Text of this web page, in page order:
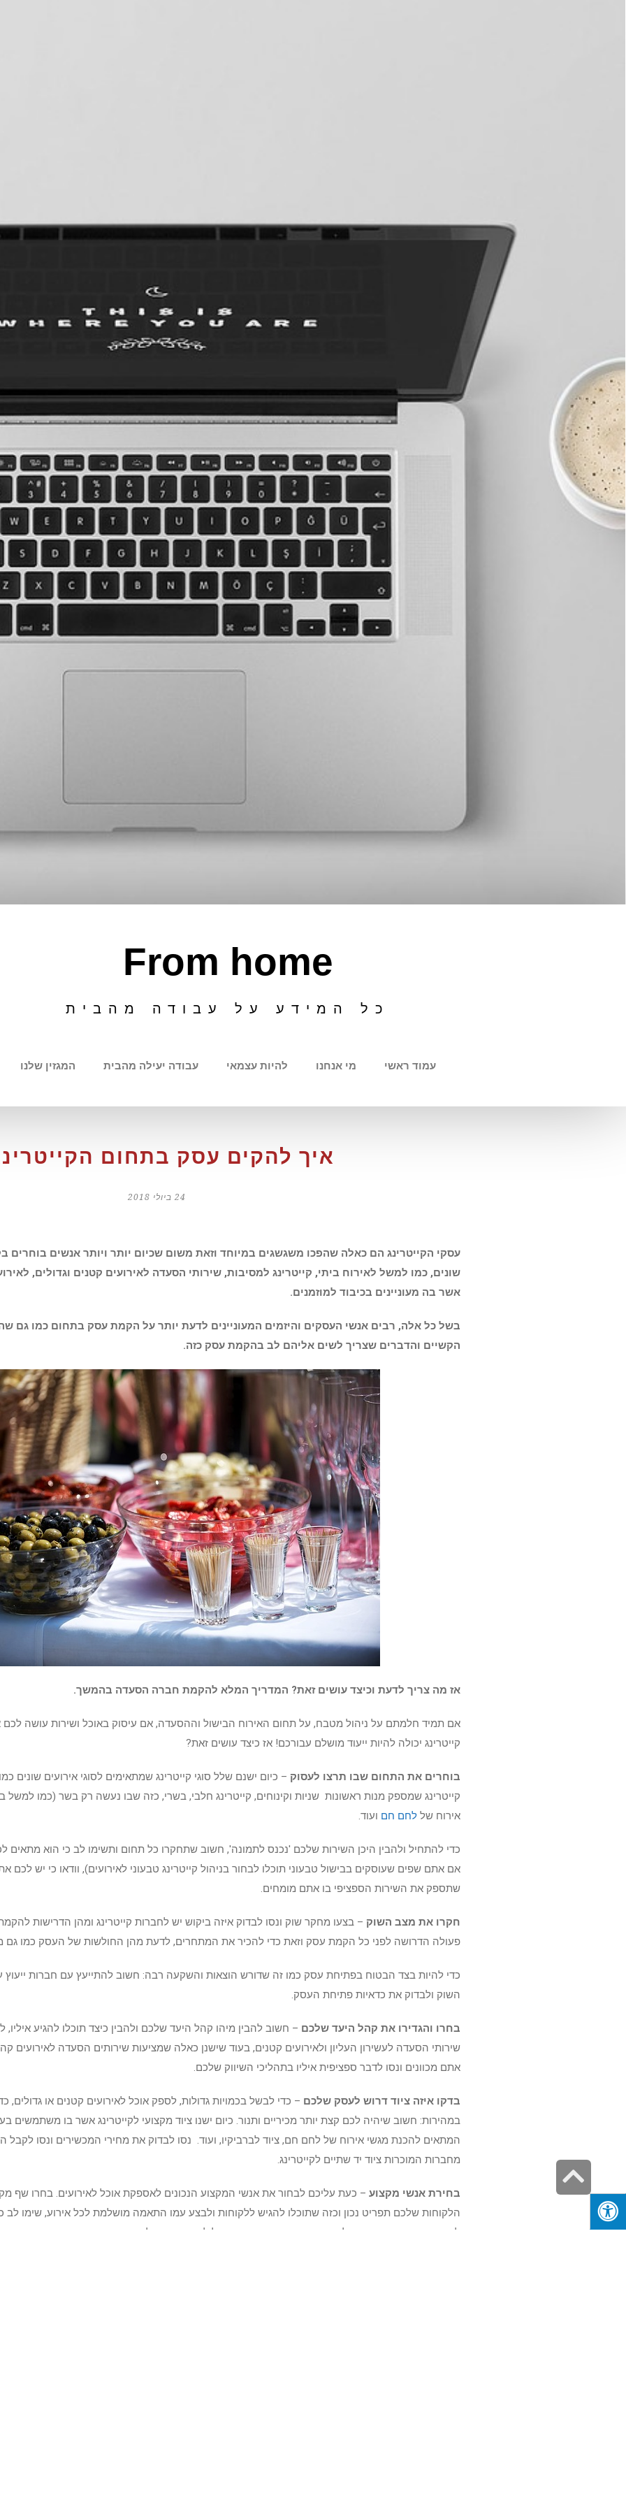
From home
כל המידע על עבודה מהבית
עמוד ראשי מי אנחנו להיות עצמאי עבודה יעילה מהבית המגזין שלנו
איך להקים עסק בתחום
24 ביולי 2018
עסקי הקייטרינג הם כאלה שהפכו משגשגים במיוחד וזאת משום שכיום יותר ויותר אנשים בוחרים
שונים, כמו למשל לאירוח ביתי, קייטרינג למסיבות, שירותי הסעדה לאירועים קטנים וגדולים,
אשר בה מעוניינים בכיבוד למוזמנים.
בשל כל אלה, רבים אנשי העסקים והיזמים המעוניינים לדעת יותר על הקמת עסק בתחום כמו גם
הקשיים והדברים שצריך לשים אליהם לב בהקמת עסק כזה.
אז מה צריך לדעת וכיצד עושים זאת? המדריך המלא להקמת חברה הסעדה בהמשך.
אם תמיד חלמתם על ניהול מטבח, על תחום האירוח הבישול וההסעדה, אם עיסוק באוכל ושירות עושה לכם
קייטרינג יכולה להיות ייעוד מושלם עבורכם! אז כיצד עושים זאת?
בוחרים את התחום שבו תרצו לעסוק – כיום ישנם שלל סוגי קייטרינג שמתאימים לסוגי אירועים
קייטרינג שמספק מנות ראשונות שניות וקינוחים, קייטרינג חלבי, בשרי, כזה שבו נעשה רק בשר (כמו למשל
אירוח של לחם חם ועוד.
כדי להתחיל ולהבין היכן השירות שלכם 'נכנס לתמונה', חשוב שתחקרו כל תחום ותשימו לב כי הוא מתאים
אם אתם שפים שעוסקים בבישול טבעוני תוכלו לבחור בניהול קייטרינג טבעוני לאירועים), וודאו כי יש
שתספק את השירות הספציפי בו אתם מומחים.
חקרו את מצב השוק – בצעו מחקר שוק ונסו לבדוק איזה ביקוש יש לחברות קייטרינג ומהן הדרישות
פעולה הדרושה לפני כל הקמת עסק וזאת כדי להכיר את המתחרים, לדעת מהן החולשות של העסק כמו גם
כדי להיות בצד הבטוח בפתיחת עסק כמו זה שדורש הוצאות והשקעה רבה: חשוב להתייעץ עם חברות ייעוץ
השוק ולבדוק את כדאיות פתיחת העסק.
בחרו והגדירו את קהל היעד שלכם – חשוב להבין מיהו קהל היעד שלכם ולהבין כיצד תוכלו להגיע
שירותי הסעדה לעשירון העליון ולאירועים קטנים, בעוד שישנן כאלה שמציעות שירותים הסעדה לאירועים
אתם מכוונים ונסו לדבר ספציפית איליו בתהליכי השיווק שלכם.
בדקו איזה ציוד דרוש לעסק שלכם – כדי לבשל בכמויות גדולות, לספק אוכל לאירועים קטנים או גדולים,
במהירות: חשוב שיהיה לכם קצת יותר מכיריים ותנור. כיום ישנו ציוד מקצועי לקייטרינג אשר בו משתמשים
המתאים להכנת מגשי אירוח של לחם חם, ציוד לברביקיו, ועוד. נסו לבדוק את מחירי המכשירים ונסו לקבל
מחברות המוכרות ציוד יד שתיים לקייטרינג.
בחירת אנשי מקצוע – כעת עליכם לבחור את אנשי המקצוע הנכונים לאספקת אוכל לאירועים. בחרו שף
הלקוחות שלכם תפריט נכון וכזה שתוכלו להגיש ללקוחות ולבצע עמו התאמה מושלמת לכל אירוע, שימו לב
להכנת קינוחים כמו גם גריל מן וצוות עובדים מקצועי שיוכל להגיע עמכם לאירוע.
גלילה
לראש